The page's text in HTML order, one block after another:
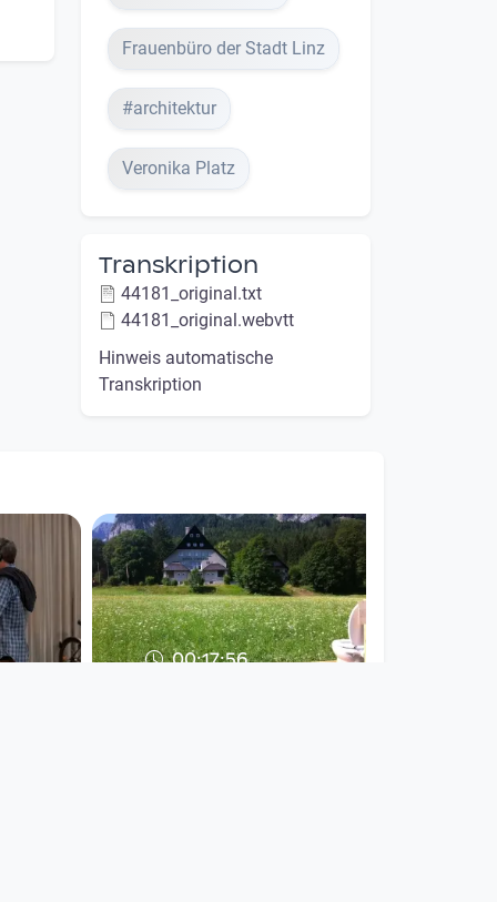
Frauenbüro der Stadt Linz
#architektur
Veronika Platz
Transkription
44181_original.txt
44181_original.webvtt
Hinweis automatische
Transkription
00:17:56